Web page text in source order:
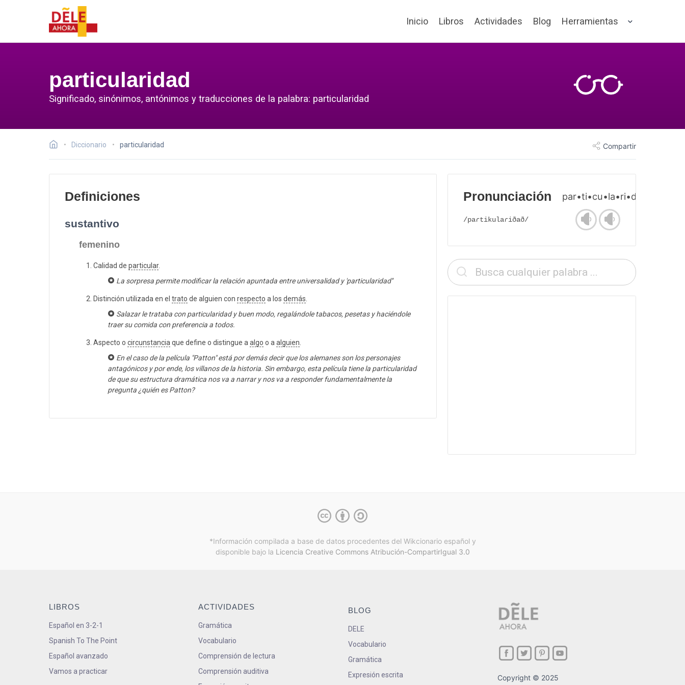
Inicio Libros Actividades Blog Herramientas
particularidad
Significado, sinónimos, antónimos y traducciones de la palabra: particularidad
Diccionario particularidad Compartir
Definiciones
sustantivo
femenino
Calidad de particular.
La sorpresa permite modificar la relación apuntada entre universalidad y 'particularidad''
Distinción utilizada en el trato de alguien con respecto a los demás.
Salazar le trataba con particularidad y buen modo, regalándole tabacos, pesetas y haciéndole
traer su comida con preferencia a todos.
Aspecto o circunstanciaque define o distingue aalgo o aalguien.
En el caso de la película "Patton" está por demás decir que los alemanes son los personajes
antagónicos y por ende, los villanos de la historia. Sin embargo, esta película tiene la particularidad
de que su estructura dramática nos va a narrar y nos va a responder fundamentalmente la
pregunta ¿quién es Patton?
Pronunciación par•ti•cu•la•ri•dad
/paɾtikulaɾiðað/
*Información compilada a base de datos procedentes del Wikcionario español y
disponible bajo la Licencia Creative Commons Atribución-CompartirIgual 3.0
LIBROS
Español en 3-2-1
Spanish To The Point
Español avanzado
Vamos a practicar
ACTIVIDADES
Gramática
Vocabulario
Comprensión de lectura
Comprensión auditiva
BLOG
DELE
Vocabulario
Gramática
Expresión escrita
Copyright © 2025